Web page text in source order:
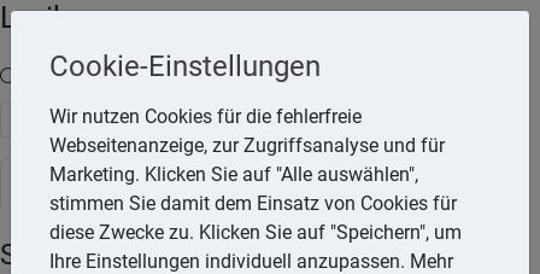
Lexika
Volltext-Suche in den Lexika
Suchen
Rechtslexikon
Stornierung der Pauschalreise
Cookie-Einstellungen
Wir nutzen Cookies für die fehlerfreie
Webseitenanzeige, zur Zugriffsanalyse und für
Marketing. Klicken Sie auf "Alle auswählen",
stimmen Sie damit dem Einsatz von Cookies für
diese Zwecke zu. Klicken Sie auf "Speichern", um
Ihre Einstellungen individuell anzupassen. Mehr